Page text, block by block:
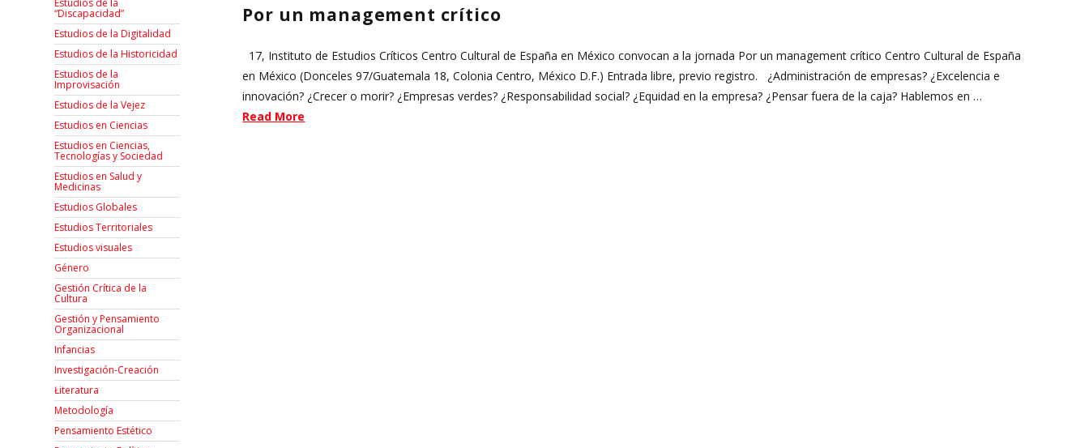
Por un management crítico
17, Instituto de Estudios Críticos Centro Cultural de España en México convocan a la jornada Por un management crítico Centro Cultural de España
en México (Donceles 97/Guatemala 18, Colonia Centro, México D.F.) Entrada libre, previo registro. ¿Administración de empresas? ¿Excelencia e
innovación? ¿Crecer o morir? ¿Empresas verdes? ¿Responsabilidad social? ¿Equidad en la empresa? ¿Pensar fuera de la caja? Hablemos en …
Read More
Estudios de la
“Discapacidad”
Estudios de la Digitalidad
Estudios de la Historicidad
Estudios de la
Improvisación
Estudios de la Vejez
Estudios en Ciencias
Estudios en Ciencias,
Tecnologías y Sociedad
Estudios en Salud y
Medicinas
Estudios Globales
Estudios Territoriales
Estudios visuales
Género
Gestión Crítica de la
Cultura
Gestión y Pensamiento
Organizacional
Infancias
Investigación-Creación
Łiteratura
Metodología
Pensamiento Estético